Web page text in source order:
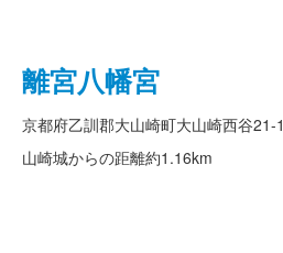
離宮八幡宮
京都府乙訓郡大山崎町大山崎西谷21-1
山崎城からの距離約1.16km